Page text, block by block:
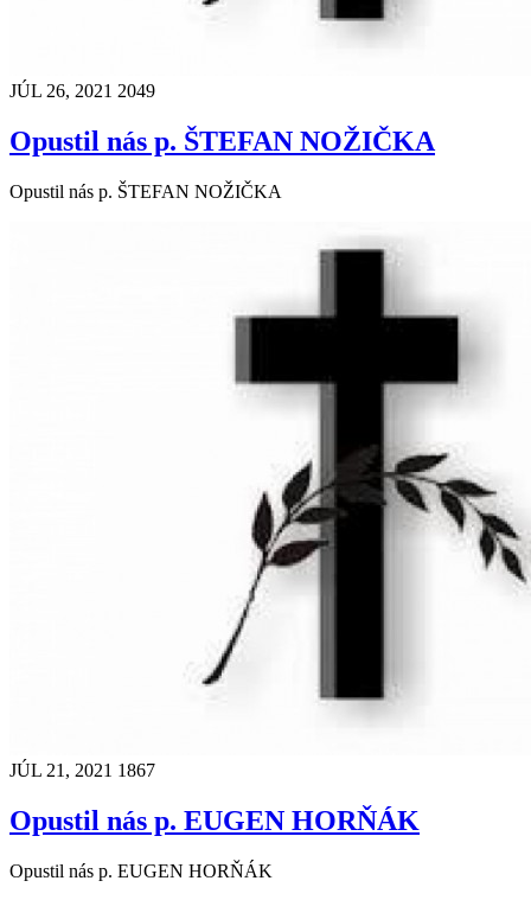
JÚL 26, 2021 2049
Opustil nás p. ŠTEFAN NOŽIČKA
Opustil nás p. ŠTEFAN NOŽIČKA
JÚL 21, 2021 1867
Opustil nás p. EUGEN HORŇÁK
Opustil nás p. EUGEN HORŇÁK